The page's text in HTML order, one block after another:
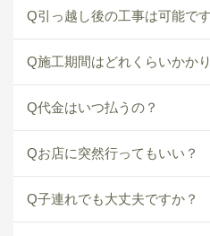
Q引っ越し後の工事は可能で
Q施工期間はどれくらいかか
Q代金はいつ払うの？
Qお店に突然行ってもいい？
Q子連れでも大丈夫ですか？